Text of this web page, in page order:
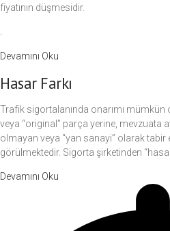
fiyatının düşmesidir.
.
Devamını Oku
Hasar Farkı
Trafik sigortalanında onarımı mümkün
veya “original” parça yerine, mevzuata
olmayan veya “yan sanayi” olarak
görülmektedir. Sigorta şirketinden
Devamını Oku